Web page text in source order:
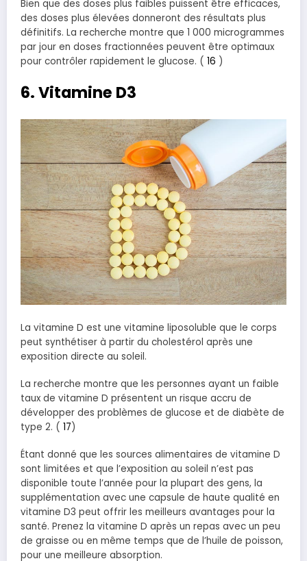
Bien que des doses plus faibles puissent être efficaces,
des doses plus élevées donneront des résultats plus
définitifs. La recherche montre que 1 000 microgrammes
par jour en doses fractionnées peuvent être optimaux
pour contrôler rapidement le glucose. ( 16 )
6. Vitamine D3
La vitamine D est une vitamine liposoluble que le corps
peut synthétiser à partir du cholestérol après une
exposition directe au soleil.
La recherche montre que les personnes ayant un faible
taux de vitamine D présentent un risque accru de
développer des problèmes de glucose et de diabète de
type 2. ( 17)
Étant donné que les sources alimentaires de vitamine D
sont limitées et que l’exposition au soleil n’est pas
disponible toute l’année pour la plupart des gens, la
supplémentation avec une capsule de haute qualité en
vitamine D3 peut offrir les meilleurs avantages pour la
santé. Prenez la vitamine D après un repas avec un peu
de graisse ou en même temps que de l’huile de poisson,
pour une meilleure absorption.